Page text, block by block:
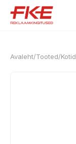
Avaleht/Tooted/Kotid